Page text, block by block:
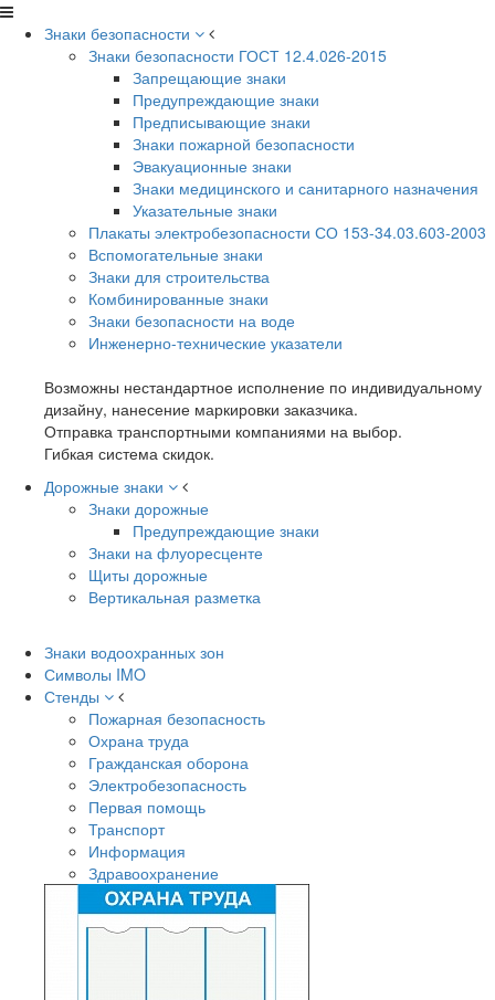
Знаки безопасности
Знаки безопасности ГОСТ 12.4.026-2015
Запрещающие знаки
Предупреждающие знаки
Предписывающие знаки
Знаки пожарной безопасности
Эвакуационные знаки
Знаки медицинского и санитарного назначения
Указательные знаки
Плакаты электробезопасности СО 153-34.03.603-2003
Вспомогательные знаки
Знаки для строительства
Комбинированные знаки
Знаки безопасности на воде
Инженерно-технические указатели
Возможны нестандартное исполнение по индивидуальному
дизайну, нанесение маркировки заказчика.
Отправка транспортными компаниями на выбор.
Гибкая система скидок.
Дорожные знаки
Знаки дорожные
Предупреждающие знаки
Знаки на флуоресценте
Щиты дорожные
Вертикальная разметка
Знаки водоохранных зон
Символы IMO
Стенды
Пожарная безопасность
Охрана труда
Гражданская оборона
Электробезопасность
Первая помощь
Транспорт
Информация
Здравоохранение